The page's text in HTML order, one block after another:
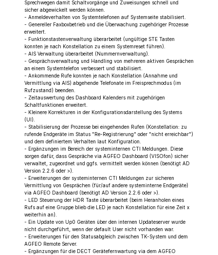
Sprechwegen damit Schaltvorgänge und Zuweisungen schnell und
sicher abgewickelt werden können.
- Anmeldeverhalten von Systemtelefonen auf Systemseite stabilisiert.
- Genereller Faxboxbetrieb und die Überwachung zugehöriger Prozesse
erweitert.
- Funktionstastenverwaltung überarbeitet (ungültige STE Tasten
konnten je nach Konstellation zu einem Systemreset führen).
- AIS Verwaltung überarbeitet (Nummernverwaltung).
- Gesprächsverwaltung und Handling von mehreren aktiven Gesprächen
an einem Systemtelefon verbessert und stabilisiert.
- Ankommende Rufe konnten je nach Konstellation (Annahme und
Vermittlung via AIS) abgehende Telefonate im Freisprechmodus (im
Rufzustand) beenden.
- Zeitauswertung des Dashboard Kalenders mit zugehörigen
Schaltfunktionen erweitert.
- Kleinere Korrekturen in der Konfigurationsdarstellung des Systems
(UI).
- Stabilisierung der Prozesse bei eingehenden Rufen (Konstellation: zu
rufende Endgeräte im Status "Re-Registrierung" oder "nicht erreichbar")
und dem definiertem Verhalten laut Konfiguration.
- Ergänzungen im Bereich der systeminternen CTI Meldungen. Diese
sorgen dafür, dass Gespräche via AGFEO Dashboard (VISOfon) sicher
verwaltet, zugeordnet und ggfs. vermittelt werden können (benötigt AD
Version 2.2.6 oder >).
- Erweiterungen der systeminternen CTI Meldungen zur sicheren
Vermittlung von Gesprächen (für/auf andere systeminterne Endgeräte)
via AGFEO Dashboard (benötigt AD Version 2.2.6 oder >).
- LED Steuerung der HDR Taste überarbeitet (beim Heranholen eines
Rufs auf eine Gruppe blieb die LED je nach Konstellation für eine Zeit x
weiterhin an).
- Ein Update von Up0 Geräten über den internen Updateserver wurde
nicht durchgeführt, wenn der default User nicht vorhanden war.
- Erweiterungen für den Statusabgleich zwischen TK-System und dem
AGFEO Remote Server.
- Ergänzungen für die DECT Gerätefernwartung via dem AGFEO